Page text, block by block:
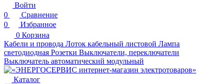
Войти
0
Сравнение
0
Избранное
0 Корзина
Кабели и провода Лоток кабельный листовой Лампа
светодиодная Розетки Выключатели, переключатели
Выключатель автоматический модульный
Каталог